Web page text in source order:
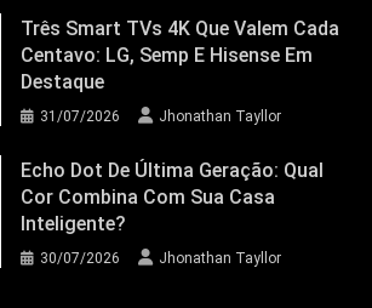
Três Smart TVs 4K Que Valem Cada
Centavo: LG, Semp E Hisense Em
Destaque
31/07/2026 Jhonathan Tayllor
Echo Dot De Última Geração: Qual
Cor Combina Com Sua Casa
Inteligente?
30/07/2026 Jhonathan Tayllor